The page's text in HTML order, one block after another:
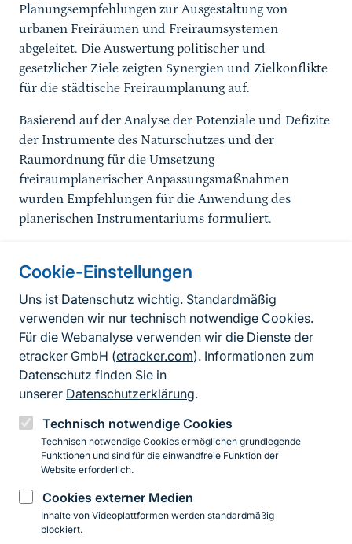
Cookie-Einstellungen
Uns ist Datenschutz wichtig. Standardmäßig
verwenden wir nur technisch notwendige Cookies.
Für die Webanalyse verwenden wir die Dienste der
etracker GmbH (etracker.com). Informationen zum
Datenschutz finden Sie in
unserer Datenschutzerklärung.
Technisch notwendige Cookies
Technisch notwendige Cookies ermöglichen grundlegende
Funktionen und sind für die einwandfreie Funktion der
Website erforderlich.
Cookies externer Medien
Inhalte von Videoplattformen werden standardmäßig
blockiert.
Planungsempfehlungen zur Ausgestaltung von
urbanen Freiräumen und Freiraumsystemen
abgeleitet. Die Auswertung politischer und
gesetzlicher Ziele zeigten Synergien und Zielkonflikte
für die städtische Freiraumplanung auf.
Basierend auf der Analyse der Potenziale und Defizite
der Instrumente des Naturschutzes und der
Raumordnung für die Umsetzung
freiraumplanerischer Anpassungsmaßnahmen
wurden Empfehlungen für die Anwendung des
planerischen Instrumentariums formuliert.
Informationen zur Seite
FußzeileKontakt zum BfN
Kontaktformular
Erklärung zur Barrierefreiheit
Impressum
Datenschutz
InstagramFacebookYouTubeLinkedIn